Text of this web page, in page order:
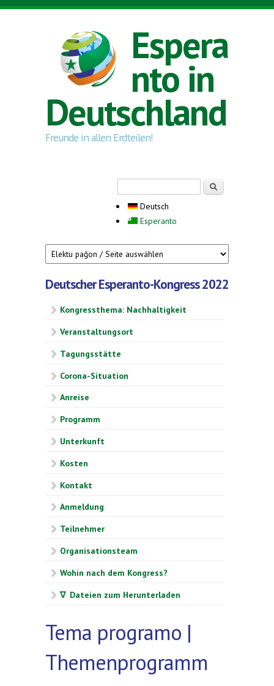
Direkt zum Inhalt
Espera
nto in
Deutschland
Freunde in allen Erdteilen!
Deutsch
Esperanto
Deutscher Esperanto-Kongress 2022
Kongressthema: Nachhaltigkeit
Veranstaltungsort
Tagungsstätte
Corona-Situation
Anreise
Programm
Unterkunft
Kosten
Kontakt
Anmeldung
Teilnehmer
Organisationsteam
Wohin nach dem Kongress?
∇ Dateien zum Herunterladen
Tema programo |
Themenprogramm